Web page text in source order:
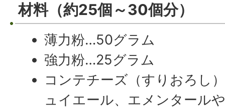
材料（約25個～30個分）
薄力粉…50グラム
強力粉…25グラム
コンテチーズ（すりおろし
ュイエール、エメンタール